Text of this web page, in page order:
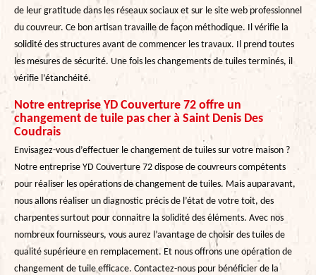
de leur gratitude dans les réseaux sociaux et sur le site web professionnel
du couvreur. Ce bon artisan travaille de façon méthodique. Il vérifie la
solidité des structures avant de commencer les travaux. Il prend toutes
les mesures de sécurité. Une fois les changements de tuiles terminés, il
vérifie l’étanchéité.
Notre entreprise YD Couverture 72 offre un
changement de tuile pas cher à Saint Denis Des
Coudrais
Envisagez-vous d’effectuer le changement de tuiles sur votre maison ?
Notre entreprise YD Couverture 72 dispose de couvreurs compétents
pour réaliser les opérations de changement de tuiles. Mais auparavant,
nous allons réaliser un diagnostic précis de l’état de votre toit, des
charpentes surtout pour connaitre la solidité des éléments. Avec nos
nombreux fournisseurs, vous aurez l’avantage de choisir des tuiles de
qualité supérieure en remplacement. Et nous offrons une opération de
changement de tuile efficace. Contactez-nous pour bénéficier de la